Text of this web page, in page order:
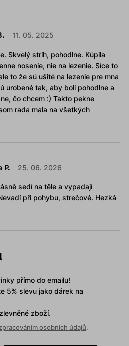
11. 05. 2025
Skvelý strih, pohodlne. Kúpila
nosenie, nie na lezenie. Síce to
to že sú ušité na lezenie pre mna
urobené tak, aby boli pohodlne a
čo chcem :) Takto pekne
rada mala na všetkých
P. 25. 06. 2026
sedí na těle a vypadají
při pohybu, strečové. Hezká
přímo do emailu!
5% slevu jako dárek na
zboží.
osobních údajů.